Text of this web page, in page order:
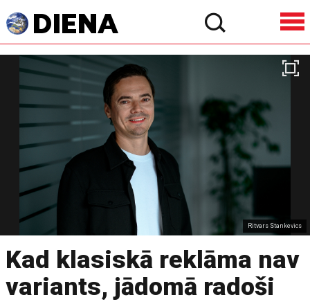
Ritvars Stankevics
Kad klasiskā reklāma nav
variants, jādomā radoši